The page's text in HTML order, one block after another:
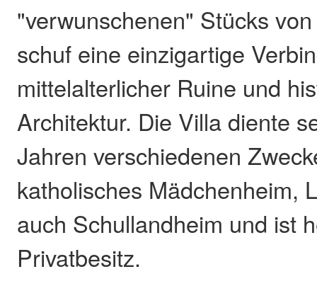
"verwunschenen" Stücks
schuf eine einzigartige
mittelalterlicher Ruine und
Architektur. Die Villa diente
Jahren verschiedenen
katholisches Mädchenheim,
auch Schullandheim und ist
Privatbesitz.